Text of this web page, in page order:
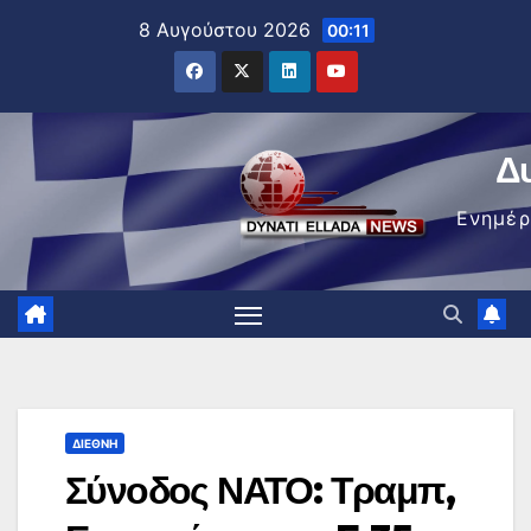
8 Αυγούστου 2026 00:11
ΔΙΕΘΝΉ
Σύνοδος ΝΑΤΟ: Τραμπ,